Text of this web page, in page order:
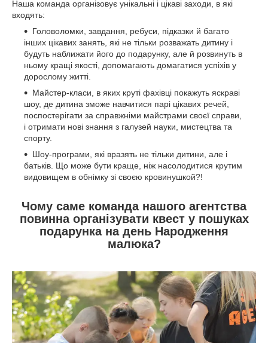
Наша команда організовує унікальні і цікаві заходи, в які
входять:
Головоломки, завдання, ребуси, підказки й багато
інших цікавих занять, які не тільки розважать дитину і
будуть наближати його до подарунку, але й розвинуть в
ньому кращі якості, допомагають домагатися успіхів у
дорослому житті.
Майстер-класи, в яких круті фахівці покажуть яскраві
шоу, де дитина зможе навчитися парі цікавих речей,
поспостерігати за справжніми майстрами своєї справи,
і отримати нові знання з галузей науки, мистецтва та
спорту.
Шоу-програми, які вразять не тільки дитини, але і
батьків. Що може бути краще, ніж насолодитися крутим
видовищем в обнімку зі своєю кровинушкой?!
Чому саме команда нашого агентства
повинна організувати квест у пошуках
подарунка на день Народження
малюка?